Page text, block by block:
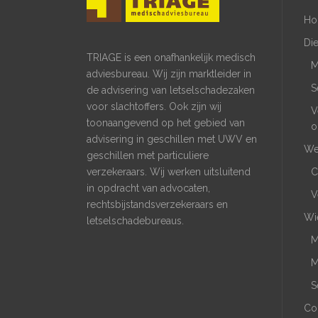
TRIAGE is een onafhankelijk medisch
adviesbureau. Wij zijn marktleider in
de advisering van letselschadezaken
voor slachtoffers. Ook zijn wij
toonaangevend op het gebied van
advisering in geschillen met UWV en
geschillen met particuliere
verzekeraars. Wij werken uitsluitend
in opdracht van advocaten,
rechtsbijstandsverzekeraars en
letselschadebureaus.